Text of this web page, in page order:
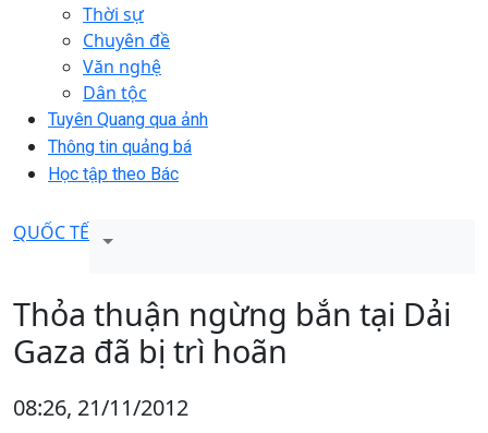
Thời sự
Chuyên đề
Văn nghệ
Dân tộc
Tuyên Quang qua ảnh
Thông tin quảng bá
Học tập theo Bác
QUỐC TẾ
Thỏa thuận ngừng bắn tại Dải
Gaza đã bị trì hoãn
08:26, 21/11/2012